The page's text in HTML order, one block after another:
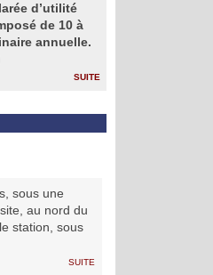
d’utilité
de 10 à
annuelle.
suite
sous une
au nord du
station, sous
suite